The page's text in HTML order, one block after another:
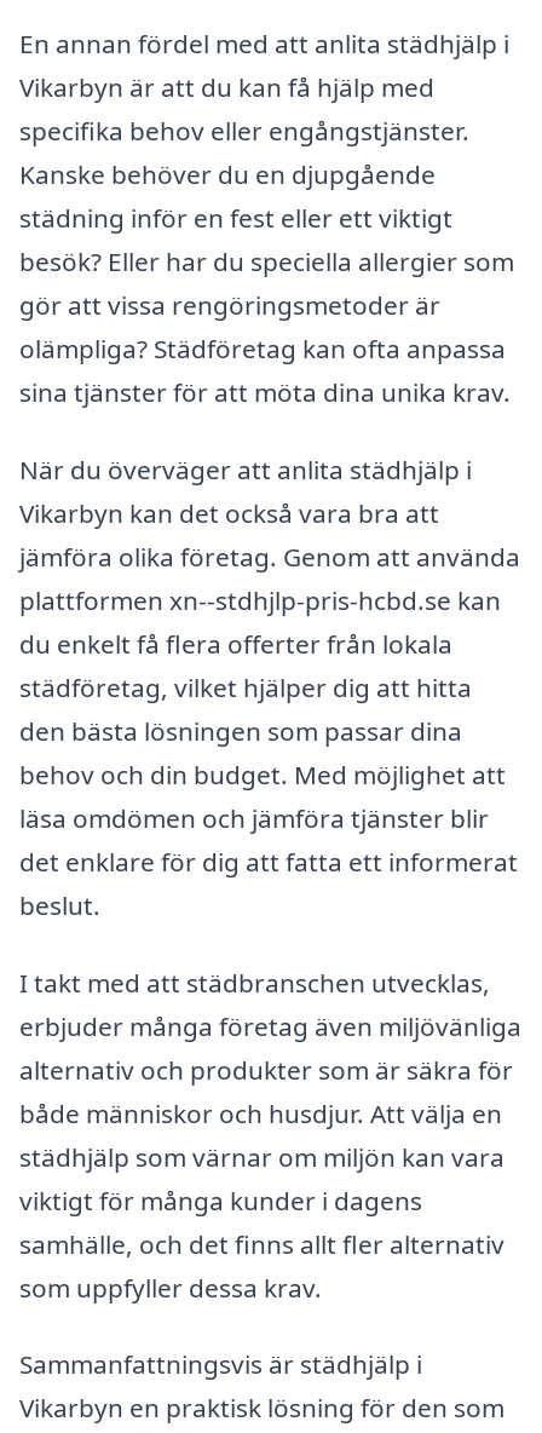
En annan fördel med att anlita städhjälp i
Vikarbyn är att du kan få hjälp med
specifika behov eller engångstjänster.
Kanske behöver du en djupgående
städning inför en fest eller ett viktigt
besök? Eller har du speciella allergier som
gör att vissa rengöringsmetoder är
olämpliga? Städföretag kan ofta anpassa
sina tjänster för att möta dina unika krav.
När du överväger att anlita städhjälp i
Vikarbyn kan det också vara bra att
jämföra olika företag. Genom att använda
plattformen xn--stdhjlp-pris-hcbd.se kan
du enkelt få flera offerter från lokala
städföretag, vilket hjälper dig att hitta
den bästa lösningen som passar dina
behov och din budget. Med möjlighet att
läsa omdömen och jämföra tjänster blir
det enklare för dig att fatta ett informerat
beslut.
I takt med att städbranschen utvecklas,
erbjuder många företag även miljövänliga
alternativ och produkter som är säkra för
både människor och husdjur. Att välja en
städhjälp som värnar om miljön kan vara
viktigt för många kunder i dagens
samhälle, och det finns allt fler alternativ
som uppfyller dessa krav.
Sammanfattningsvis är städhjälp i
Vikarbyn en praktisk lösning för den som